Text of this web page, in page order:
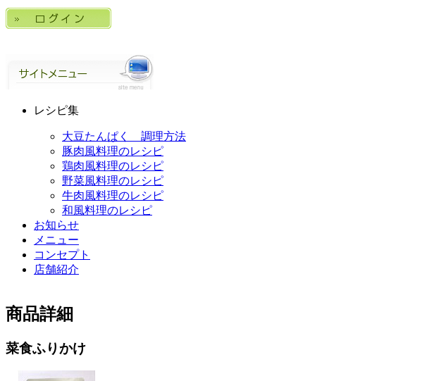
レシピ集
大豆たんぱく 調理方法
豚肉風料理のレシピ
鶏肉風料理のレシピ
野菜風料理のレシピ
牛肉風料理のレシピ
和風料理のレシピ
お知らせ
メニュー
コンセプト
店舗紹介
商品詳細
菜食ふりかけ